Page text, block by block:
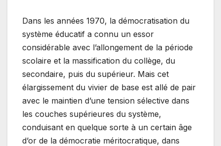
Dans les années 1970, la démocratisation du
système éducatif a connu un essor
considérable avec l’allongement de la période
scolaire et la massification du collège, du
secondaire, puis du supérieur. Mais cet
élargissement du vivier de base est allé de pair
avec le maintien d’une tension sélective dans
les couches supérieures du système,
conduisant en quelque sorte à un certain âge
d’or de la démocratie méritocratique, dans